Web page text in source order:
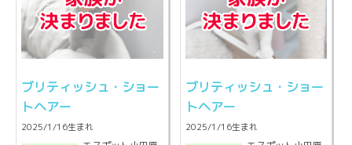
ブリティッシュ・ショー
トヘアー
2025/1/16生まれ
ブリティッシュ・ショー
トヘアー
2025/1/16生まれ